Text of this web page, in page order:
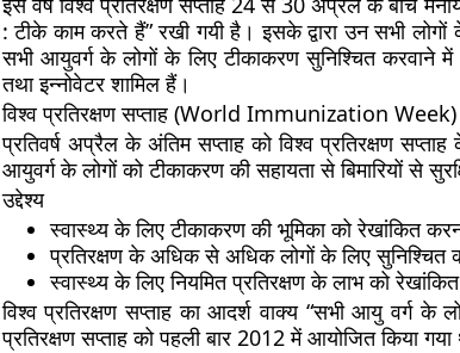
: टीके काम करते हैं” रखी गयी है। इसके द्वारा उन सभी लोगों
सभी आयुवर्ग के लोगों के लिए टीकाकरण सुनिश्चित करवाने में
तथा इन्नोवेटर शामिल हैं।
विश्व प्रतिरक्षण सप्ताह (World Immunization Week)
प्रतिवर्ष अप्रैल के अंतिम सप्ताह को विश्व प्रतिरक्षण
आयुवर्ग के लोगों को टीकाकरण की सहायता से बिमारियों से
उद्देश्य
स्वास्थ्य के लिए टीकाकरण की भूमिका को रेखांकित
प्रतिरक्षण के अधिक से अधिक लोगों के लिए सुनिश्चित
स्वास्थ्य के लिए नियमित प्रतिरक्षण के लाभ को
विश्व प्रतिरक्षण सप्ताह का आदर्श वाक्य “सभी आयु वर्ग के
प्रतिरक्षण सप्ताह को पहली बार 2012 में आयोजित किया गया